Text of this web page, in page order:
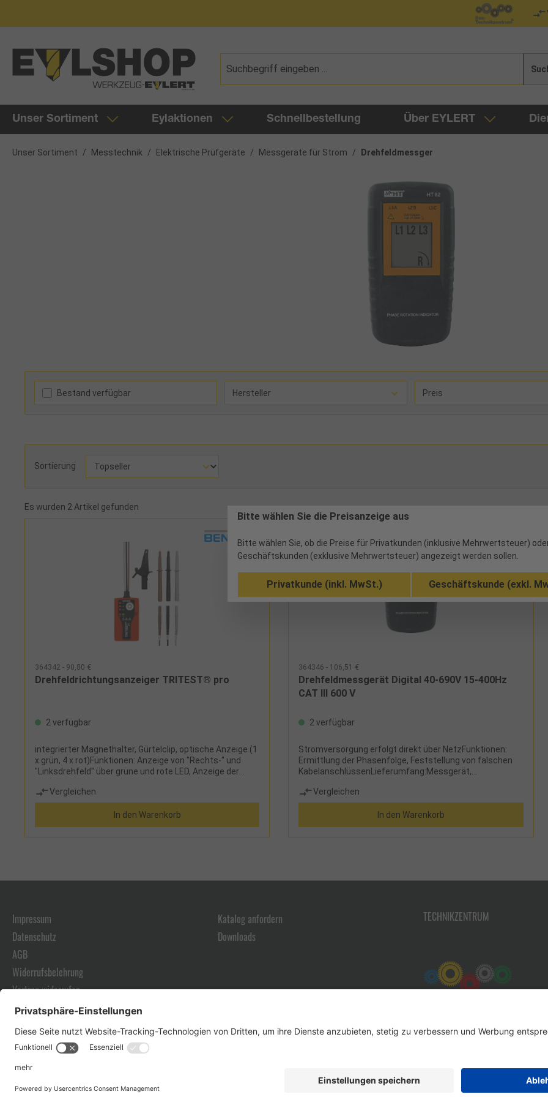
Unser Sortiment Eylaktionen Schnellbestellung Über EYLERT
Unser Sortiment / Messtechnik / Elektrische Prüfgeräte / Messgeräte für Strom / Drehfeldmessger
Bestand verfügbar Hersteller Preis
Sortierung
Es wurden 2 Artikel gefunden
364342 - 90,80 €
Drehfeldrichtungsanzeiger TRITEST® pro
2 verfügbar
integrierter Magnethalter, Gürtelclip, optische Anzeige (1
x grün, 4 x rot)Funktionen: Anzeige von "Rechts-" und
"Linksdrehfeld" über grüne und rote LED, Anzeige der
integrierte
MessstellenbeleuchtungLieferumfang:Messgerät, 4 mm
Sicherheitsprüfspitzen und Abgreifklemme
Vergleichen
In den Warenkorb
364346 - 106,51 €
Drehfeldmessgerät Digital 40-690V 15-400Hz
CAT III 600 V
2 verfügbar
Stromversorgung erfolgt direkt über NetzFunktionen:
Ermittlung der Phasenfolge, Feststellung von falschen
KabelanschlüssenLieferumfang:Messgerät,
Transporttasche
Vergleichen
In den Warenkorb
Impressum
Datenschutz
AGB
Widerrufsbelehrung
Vertrag widerrufen
Katalog anfordern
Downloads
TECHNIKZENTRUM
Werkzeug-Eylert GmbH & Co. KG • F.-O.-Schimmel-Str. 3 • 09120 Chemnitz
Bitte wählen Sie die Preisanzeige aus
Bitte wählen Sie, ob die Preise für Privatkunden (inklusive Mehrwertsteuer)
Geschäftskunden (exklusive Mehrwertsteuer) angezeigt werden sollen.
Privatkunde (inkl. MwSt.) Geschäftskunde (exkl.